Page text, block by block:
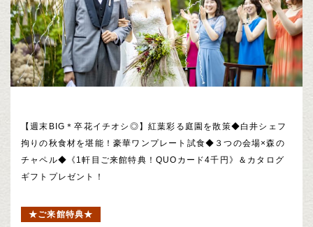
【週末BIG＊卒花イチオシ◎】紅葉彩る庭園を散策◆白井シェフ
拘りの秋食材を堪能！豪華ワンプレート試食◆３つの会場×森の
チャペル◆《1軒目ご来館特典！QUOカード4千円》＆カタログ
ギフトプレゼント！
★ご来館特典★